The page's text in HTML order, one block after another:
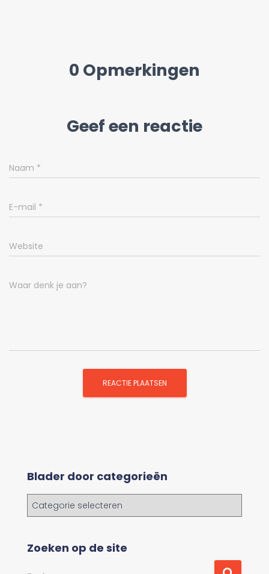
0 Opmerkingen
Geef een reactie
Naam *
E-mail *
Website
Waar denk je aan?
Blader door categorieën
e
Zoeken op de site
Z